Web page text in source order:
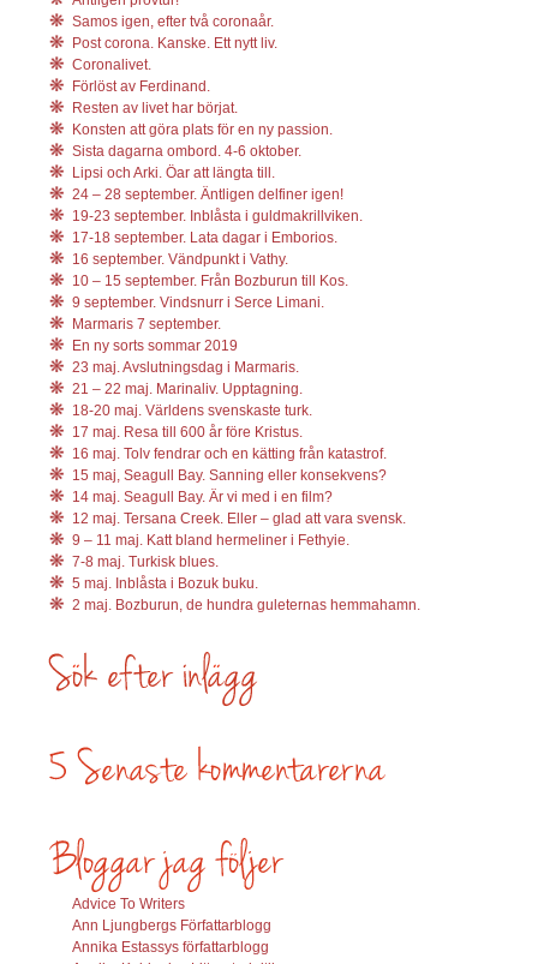
Samos igen, efter två coronaår.
Post corona. Kanske. Ett nytt liv.
Coronalivet.
Förlöst av Ferdinand.
Resten av livet har börjat.
Konsten att göra plats för en ny passion.
Sista dagarna ombord. 4-6 oktober.
Lipsi och Arki. Öar att längta till.
24 – 28 september. Äntligen delfiner igen!
19-23 september. Inblåsta i guldmakrillviken.
17-18 september. Lata dagar i Emborios.
16 september. Vändpunkt i Vathy.
10 – 15 september. Från Bozburun till Kos.
9 september. Vindsnurr i Serce Limani.
Marmaris 7 september.
En ny sorts sommar 2019
23 maj. Avslutningsdag i Marmaris.
21 – 22 maj. Marinaliv. Upptagning.
18-20 maj. Världens svenskaste turk.
17 maj. Resa till 600 år före Kristus.
16 maj. Tolv fendrar och en kätting från katastrof.
15 maj, Seagull Bay. Sanning eller konsekvens?
14 maj. Seagull Bay. Är vi med i en film?
12 maj. Tersana Creek. Eller – glad att vara svensk.
9 – 11 maj. Katt bland hermeliner i Fethyie.
7-8 maj. Turkisk blues.
5 maj. Inblåsta i Bozuk buku.
2 maj. Bozburun, de hundra guleternas hemmahamn.
Advice To Writers
Ann Ljungbergs Författarblogg
Annika Estassys författarblogg